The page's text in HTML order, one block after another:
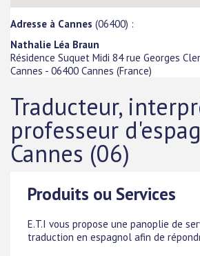
Adresse à Cannes (06400) :
Nathalie Léa Braun
Résidence Suquet Midi 84 rue Georges
Cannes - 06400 Cannes (France)
Traducteur,
professeur
Cannes (06)
Produits ou Services
E.T.I vous propose une panoplie de
traduction en espagnol afin de